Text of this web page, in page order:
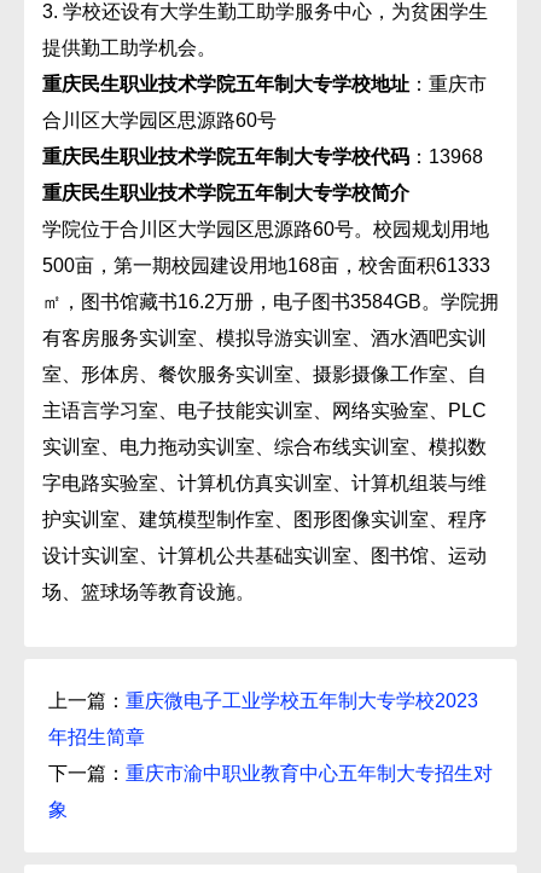
3. 学校还设有大学生勤工助学服务中心，为贫困学生
提供勤工助学机会。
重庆民生职业技术学院五年制大专学校地址 ：重庆市
合川区大学园区思源路60号
重庆民生职业技术学院五年制大专学校代码 ：13968
重庆民生职业技术学院五年制大专学校简介
学院位于合川区大学园区思源路60号。校园规划用地
500亩，第一期校园建设用地168亩，校舍面积61333
㎡，图书馆藏书16.2万册，电子图书3584GB。学院拥
有客房服务实训室、模拟导游实训室、酒水酒吧实训
室、形体房、餐饮服务实训室、摄影摄像工作室、自
主语言学习室、电子技能实训室、网络实验室、PLC
实训室、电力拖动实训室、综合布线实训室、模拟数
字电路实验室、计算机仿真实训室、计算机组装与维
护实训室、建筑模型制作室、图形图像实训室、程序
设计实训室、计算机公共基础实训室、图书馆、运动
场、篮球场等教育设施。
上一篇： 重庆微电子工业学校五年制大专学校2023
年招生简章
下一篇： 重庆市渝中职业教育中心五年制大专招生对
象